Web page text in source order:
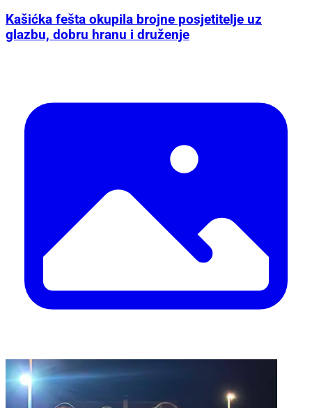
Kašićka fešta okupila brojne posjetitelje uz
glazbu, dobru hranu i druženje